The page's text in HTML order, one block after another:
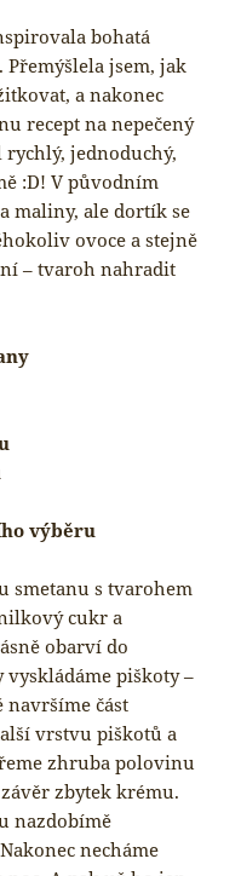
bohatá
Přemýšlela jsem, jak
a nakonec
recept na nepečený
jednoduchý,
:D! V původním
maliny, ale dortík se
ovoce a stejně
– tvaroh nahradit
výběru
smetanu s tvarohem
cukr a
obarví do
piškoty –
navršíme část
vrstvu piškotů a
zhruba polovinu
zbytek krému.
nazdobímě
necháme